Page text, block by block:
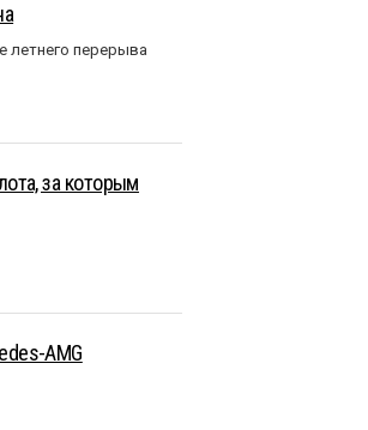
летнего перерыва
за которым
AMG